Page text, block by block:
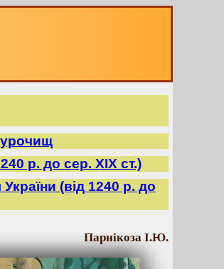
урочищ
р. до сер. ХІХ ст.)
(від 1240 р. до
Парнікоза І.Ю.